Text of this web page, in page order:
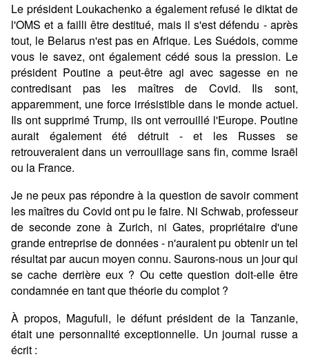
Le président Loukachenko a également refusé le diktat de
l'OMS et a failli être destitué, mais il s'est défendu - après
tout, le Belarus n'est pas en Afrique. Les Suédois, comme
vous le savez, ont également cédé sous la pression. Le
président Poutine a peut-être agi avec sagesse en ne
contredisant pas les maîtres de Covid. Ils sont,
apparemment, une force irrésistible dans le monde actuel.
Ils ont supprimé Trump, ils ont verrouillé l'Europe. Poutine
aurait également été détruit - et les Russes se
retrouveraient dans un verrouillage sans fin, comme Israël
ou la France.
Je ne peux pas répondre à la question de savoir comment
les maîtres du Covid ont pu le faire. Ni Schwab, professeur
de seconde zone à Zurich, ni Gates, propriétaire d'une
grande entreprise de données - n'auraient pu obtenir un tel
résultat par aucun moyen connu. Saurons-nous un jour qui
se cache derrière eux ? Ou cette question doit-elle être
condamnée en tant que théorie du complot ?
À propos, Magufuli, le défunt président de la Tanzanie,
était une personnalité exceptionnelle. Un journal russe a
écrit :